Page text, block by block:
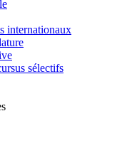
internationaux
sélectifs